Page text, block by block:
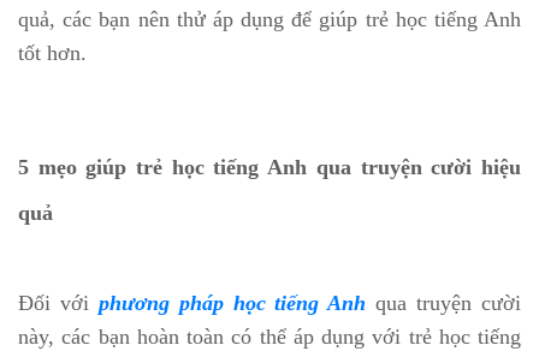
quả, các bạn nên thử áp dụng để giúp trẻ học tiếng Anh
tốt hơn.
5 mẹo giúp trẻ học tiếng Anh qua truyện cười hiệu
quả
Đối với phương pháp học tiếng Anh qua truyện cười
này, các bạn hoàn toàn có thể áp dụng với trẻ học tiếng